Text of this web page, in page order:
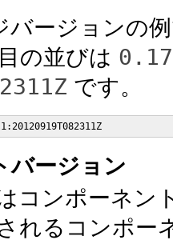
バージョンの
の並びは
です。
バージョン
コンポーネン
れるコンポー